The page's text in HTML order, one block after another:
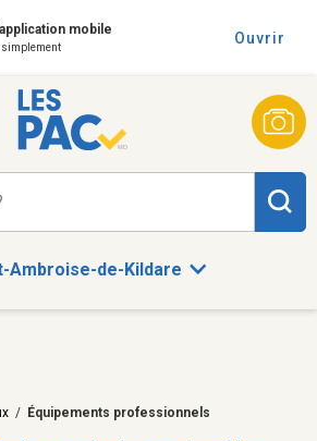
mobile
simplement
Ouvrir
Ambroise-de-Kildare
/ Équipements professionnels